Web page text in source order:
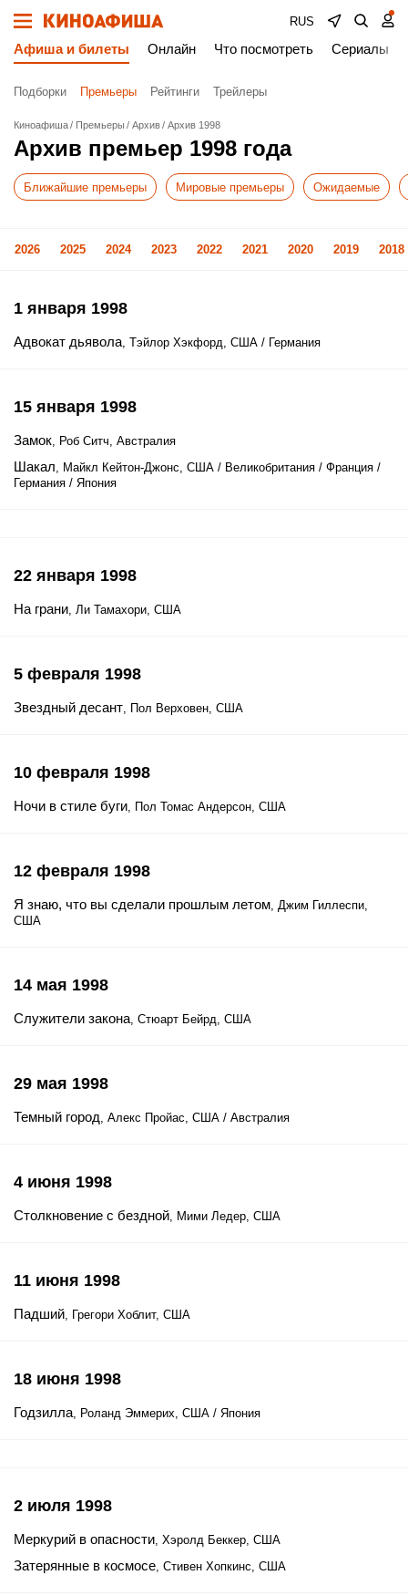
RUS
Афиша и билеты Онлайн Что посмотреть Сериалы
Подборки Премьеры Рейтинги Трейлеры
Киноафиша Премьеры Архив Архив 1998
Архив премьер 1998 года
Ближайшие премьеры Мировые премьеры Ожидаемые
2026 2025 2024 2023 2022 2021 2020 2019 2018
1 января 1998
Адвокат дьявола, Тэйлор Хэкфорд, США / Германия
15 января 1998
Замок, Роб Ситч, Австралия
Шакал, Майкл Кейтон-Джонс, США / Великобритания / Франция /
Германия / Япония
22 января 1998
На грани, Ли Тамахори, США
5 февраля 1998
Звездный десант, Пол Верховен, США
10 февраля 1998
Ночи в стиле буги, Пол Томас Андерсон, США
12 февраля 1998
Я знаю, что вы сделали прошлым летом, Джим Гиллеспи,
США
14 мая 1998
Служители закона, Стюарт Бейрд, США
29 мая 1998
Темный город, Алекс Пройас, США / Австралия
4 июня 1998
Столкновение с бездной, Мими Ледер, США
11 июня 1998
Падший, Грегори Хоблит, США
18 июня 1998
Годзилла, Роланд Эммерих, США / Япония
2 июля 1998
Меркурий в опасности, Хэролд Беккер, США
Затерянные в космосе, Стивен Хопкинс, США